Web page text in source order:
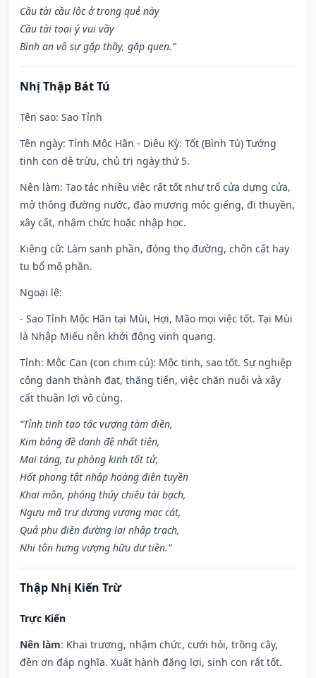
Cầu tài cầu lộc ở trong quẻ này
Cầu tài toại ý vui vầy
Bình an vô sự gặp thầy, gặp quen.”
Nhị Thập Bát Tú
Tên sao: Sao Tỉnh
Tên ngày: Tỉnh Mộc Hãn - Diêu Kỳ: Tốt (Bình Tú) Tướng
tinh con dê trừu, chủ trị ngày thứ 5.
Nên làm: Tạo tác nhiều việc rất tốt như trổ cửa dựng cửa,
mở thông đường nước, đào mương móc giếng, đi thuyền,
xây cất, nhậm chức hoặc nhập học.
Kiêng cữ: Làm sanh phần, đóng thọ đường, chôn cất hay
tu bổ mộ phần.
Ngoại lệ:
- Sao Tỉnh Mộc Hãn tại Mùi, Hợi, Mão mọi việc tốt. Tại Mùi
là Nhập Miếu nên khởi động vinh quang.
Tỉnh: Mộc Can (con chim cú): Mộc tinh, sao tốt. Sự nghiệp
công danh thành đạt, thăng tiến, việc chăn nuôi và xây
cất thuận lợi vô cùng.
“Tỉnh tinh tạo tác vượng tàm điền,
Kim bảng đề danh đệ nhất tiên,
Mai táng, tu phòng kinh tốt tử,
Hốt phong tật nhập hoàng điên tuyền
Khai môn, phóng thủy chiêu tài bạch,
Ngưu mã trư dương vượng mạc cát,
Quả phụ điền đường lai nhập trạch,
Nhi tôn hưng vượng hữu dư tiền.”
Thập Nhị Kiến Trừ
Trực Kiến
Nên làm: Khai trương, nhậm chức, cưới hỏi, trồng cây,
đền ơn đáp nghĩa. Xuất hành đặng lợi, sinh con rất tốt.